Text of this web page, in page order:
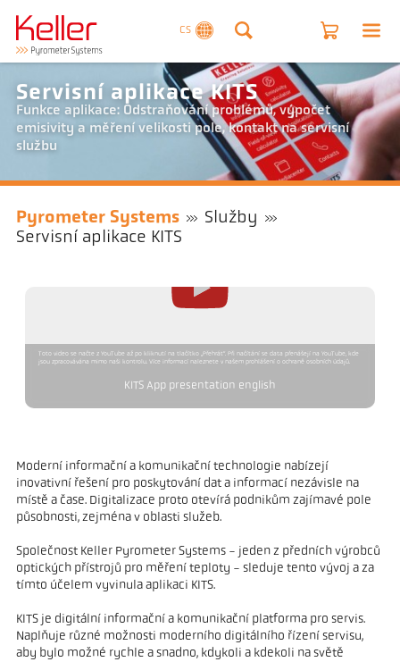
CS
Servisní aplikace KITS
Funkce aplikace: Odstraňování problémů, výpočet
emisivity a měření velikosti pole, kontakt na servisní
službu
Pyrometer Systems
Služby
Servisní aplikace KITS
Toto video se načte z YouTube až po kliknutí na tlačítko „Přehrát“. Při načítání se data přenášejí na YouTube, kde
jsou zpracovávána mimo naši kontrolu. Více informací naleznete v našem prohlášení o ochraně osobních údajů.
KITS App presentation english
Moderní informační a komunikační technologie nabízejí
inovativní řešení pro poskytování dat a informací nezávisle na
místě a čase. Digitalizace proto otevírá podnikům zajímavé pole
působnosti, zejména v oblasti služeb.
Společnost Keller Pyrometer Systems - jeden z předních výrobců
optických přístrojů pro měření teploty - sleduje tento vývoj a za
tímto účelem vyvinula aplikaci KITS.
KITS je digitální informační a komunikační platforma pro servis.
Naplňuje různé možnosti moderního digitálního řízení servisu,
aby bylo možné rychle a snadno, kdykoli a kdekoli na světě